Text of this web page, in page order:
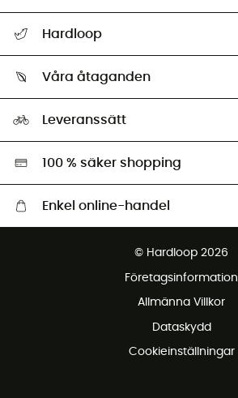
Retur & återbetalning
Hardloop
Ambassadörer
Våra åtaganden
Miljöanpassat urval
Leveranssätt
100 % säker shopping
Enkel online-handel
© Hardloop 2026
Företagsinformation
Allmänna Villkor
Dataskydd
Cookieinställningar